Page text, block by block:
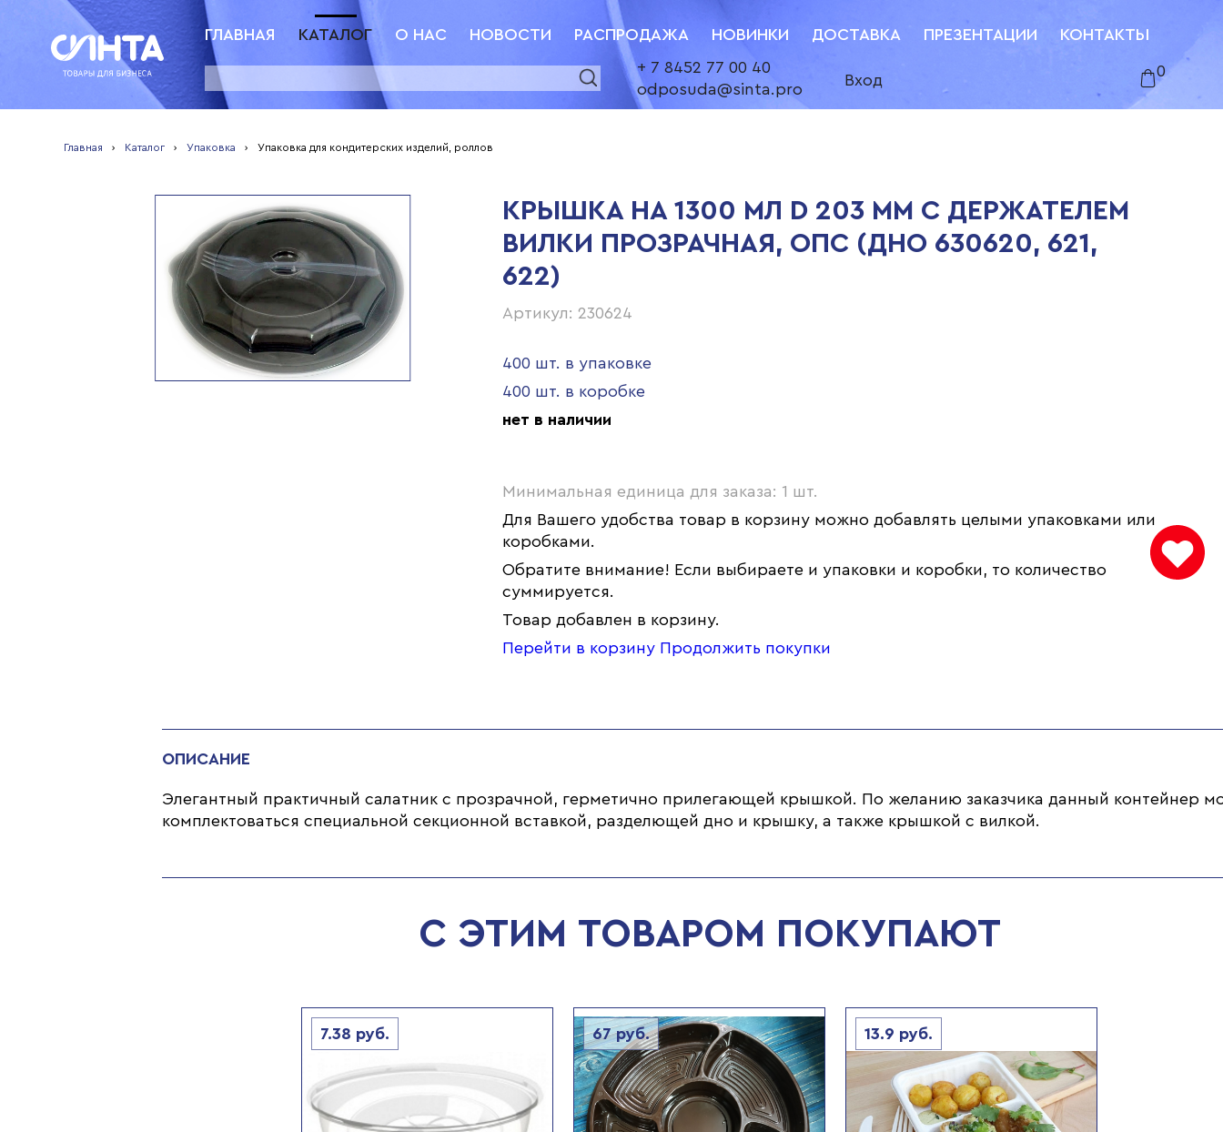
ГЛАВНАЯ КАТАЛОГ О НАС НОВОСТИ РАСПРОДАЖА НОВИНКИ ДОСТАВКА ПРЕЗЕНТАЦИИ
КОНТАКТЫ
+ 7 8452 77 00 40
odposuda@sinta.pro
Вход
0
Главная › Каталог › Упаковка › Упаковка для кондитерских изделий, роллов
КРЫШКА НА 1300 МЛ D 203 ММ С ДЕРЖАТЕЛЕМ
ВИЛКИ ПРОЗРАЧНАЯ, ОПС (ДНО 630620, 621,
622)
Артикул: 230624
400 шт. в упаковке
400 шт. в коробке
нет в наличии
Минимальная единица для заказа: 1 шт.
Для Вашего удобства товар в корзину можно добавлять целыми упаковками или
коробками.
Обратите внимание! Если выбираете и упаковки и коробки, то количество
суммируется.
Товар добавлен в корзину.
Перейти в корзину Продолжить покупки
ОПИСАНИЕ
Элегантный практичный салатник с прозрачной, герметично прилегающей крышкой. По желанию заказчика данный контейнер
комплектоваться специальной секционной вставкой, разделющей дно и крышку, а также крышкой с вилкой.
С ЭТИМ ТОВАРОМ ПОКУПАЮТ
7.38 руб. 67руб. 13.9 руб.